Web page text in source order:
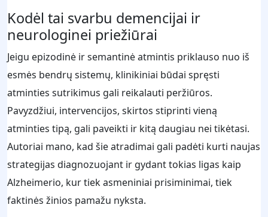
Kodėl tai svarbu demencijai ir
neurologinei priežiūrai
Jeigu epizodinė ir semantinė atmintis priklauso nuo iš
esmės bendrų sistemų, klinikiniai būdai spręsti
atminties sutrikimus gali reikalauti peržiūros.
Pavyzdžiui, intervencijos, skirtos stiprinti vieną
atminties tipą, gali paveikti ir kitą daugiau nei tikėtasi.
Autoriai mano, kad šie atradimai gali padėti kurti naujas
strategijas diagnozuojant ir gydant tokias ligas kaip
Alzheimerio, kur tiek asmeniniai prisiminimai, tiek
faktinės žinios pamažu nyksta.